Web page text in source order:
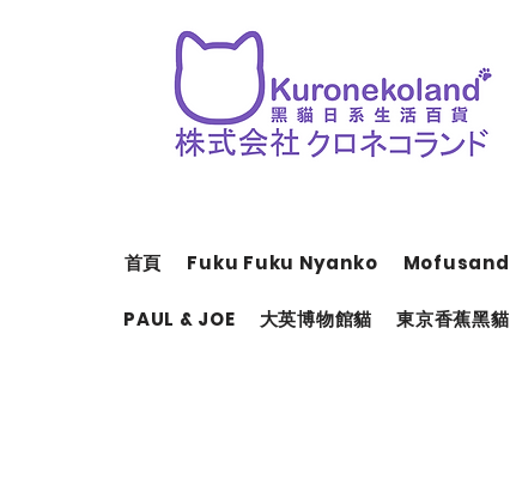
首頁 Fuku Fuku Nyanko Mofusand
PAUL & JOE 大英博物館貓 東京香蕉黑貓